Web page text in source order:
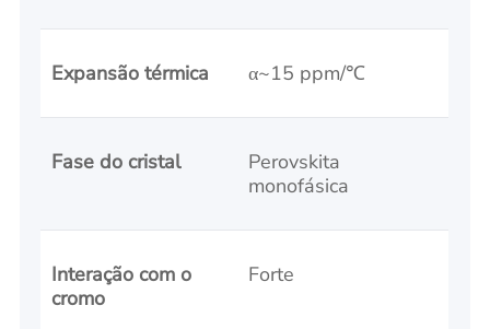
Expansão térmica α~15 ppm/℃
Fase do cristal
Perovskita
monofásica
Interação com o
cromo
Forte